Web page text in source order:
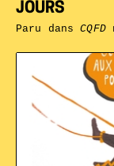
JOURS
Paru dansCQFD